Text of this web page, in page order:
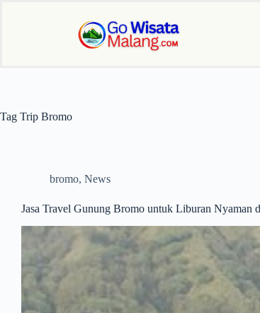
Tag Trip Bromo
bromo, News
Jasa Travel Gunung Bromo untuk Liburan Nyaman